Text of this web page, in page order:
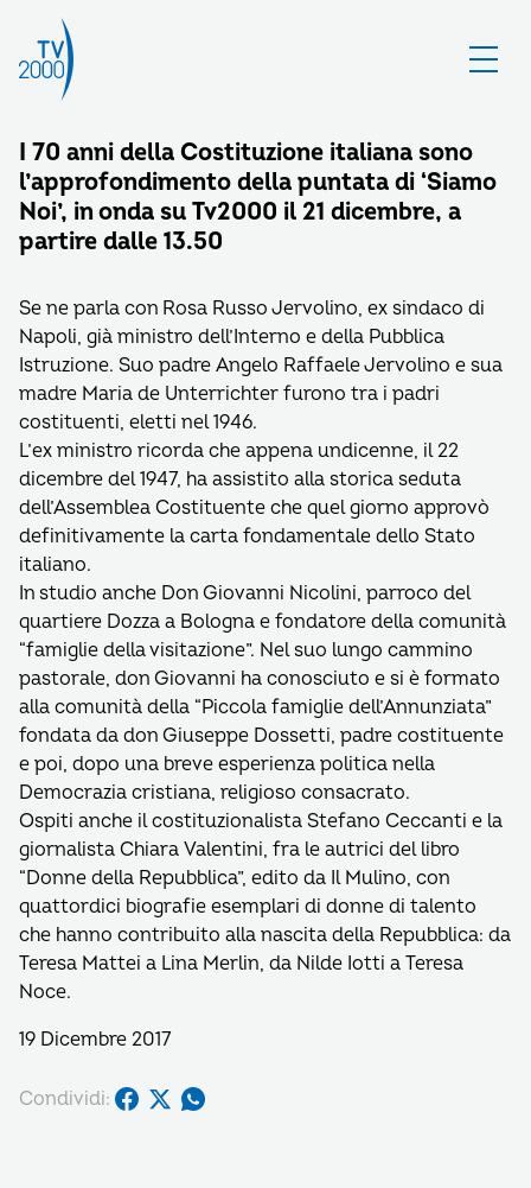
I 70 anni della Costituzione italiana sono
l’approfondimento della puntata di ‘Siamo
Noi’, in onda su Tv2000 il 21 dicembre, a
partire dalle 13.50
Se ne parla con Rosa Russo Jervolino, ex sindaco di
Napoli, già ministro dell’Interno e della Pubblica
Istruzione. Suo padre Angelo Raffaele Jervolino e sua
madre Maria de Unterrichter furono tra i padri
costituenti, eletti nel 1946.
L’ex ministro ricorda che appena undicenne, il 22
dicembre del 1947, ha assistito alla storica seduta
dell’Assemblea Costituente che quel giorno approvò
definitivamente la carta fondamentale dello Stato
italiano.
In studio anche Don Giovanni Nicolini, parroco del
quartiere Dozza a Bologna e fondatore della comunità
“famiglie della visitazione”. Nel suo lungo cammino
pastorale, don Giovanni ha conosciuto e si è formato
alla comunità della “Piccola famiglie dell’Annunziata”
fondata da don Giuseppe Dossetti, padre costituente
e poi, dopo una breve esperienza politica nella
Democrazia cristiana, religioso consacrato.
Ospiti anche il costituzionalista Stefano Ceccanti e la
giornalista Chiara Valentini, fra le autrici del libro
“Donne della Repubblica”, edito da Il Mulino, con
quattordici biografie esemplari di donne di talento
che hanno contribuito alla nascita della Repubblica: da
Teresa Mattei a Lina Merlin, da Nilde Iotti a Teresa
Noce.
19 Dicembre 2017
Condividi: